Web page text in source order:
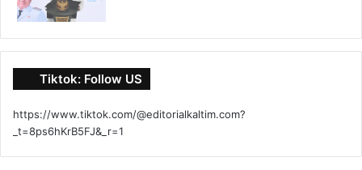
Tiktok: Follow US
https://www.tiktok.com/@editorialkaltim.com?
_t=8ps6hKrB5FJ&_r=1